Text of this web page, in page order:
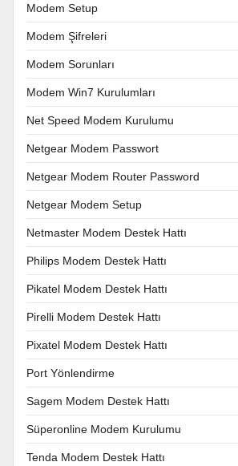
Modem Setup
Modem Şifreleri
Modem Sorunları
Modem Win7 Kurulumları
Net Speed Modem Kurulumu
Netgear Modem Passwort
Netgear Modem Router Password
Netgear Modem Setup
Netmaster Modem Destek Hattı
Philips Modem Destek Hattı
Pikatel Modem Destek Hattı
Pirelli Modem Destek Hattı
Pixatel Modem Destek Hattı
Port Yönlendirme
Sagem Modem Destek Hattı
Süperonline Modem Kurulumu
Tenda Modem Destek Hattı